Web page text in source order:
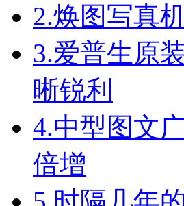
2.焕图写真
3.爱普生原
晰锐利
4.中型图文
倍增